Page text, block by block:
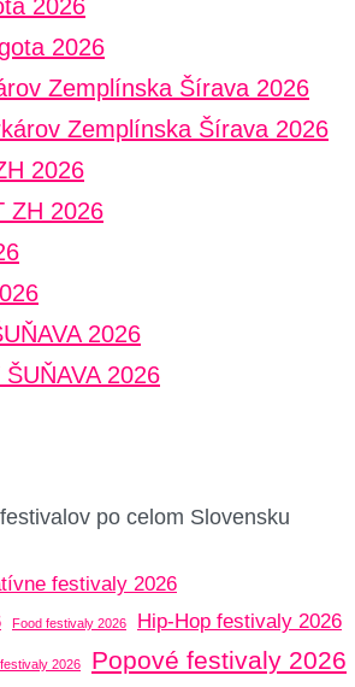
2026
Zemplínska Šírava 2026
2026
2026
po celom Slovensku
festivaly 2026
Food festivaly 2026 Hip-Hop festivaly 2026
2026 Popové festivaly 2026